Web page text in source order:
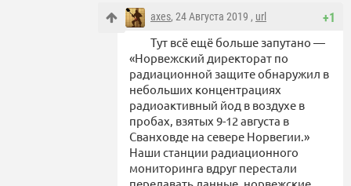
+1
axes, 24 Августа 2019 , url
Тут всё ещё больше запутано —
«Норвежский директорат по
радиационной защите обнаружил в
небольших концентрациях
радиоактивный йод в воздухе в
пробах, взятых 9-12 августа в
Сванховде на севере Норвегии.»
Наши станции радиационного
мониторинга вдруг перестали